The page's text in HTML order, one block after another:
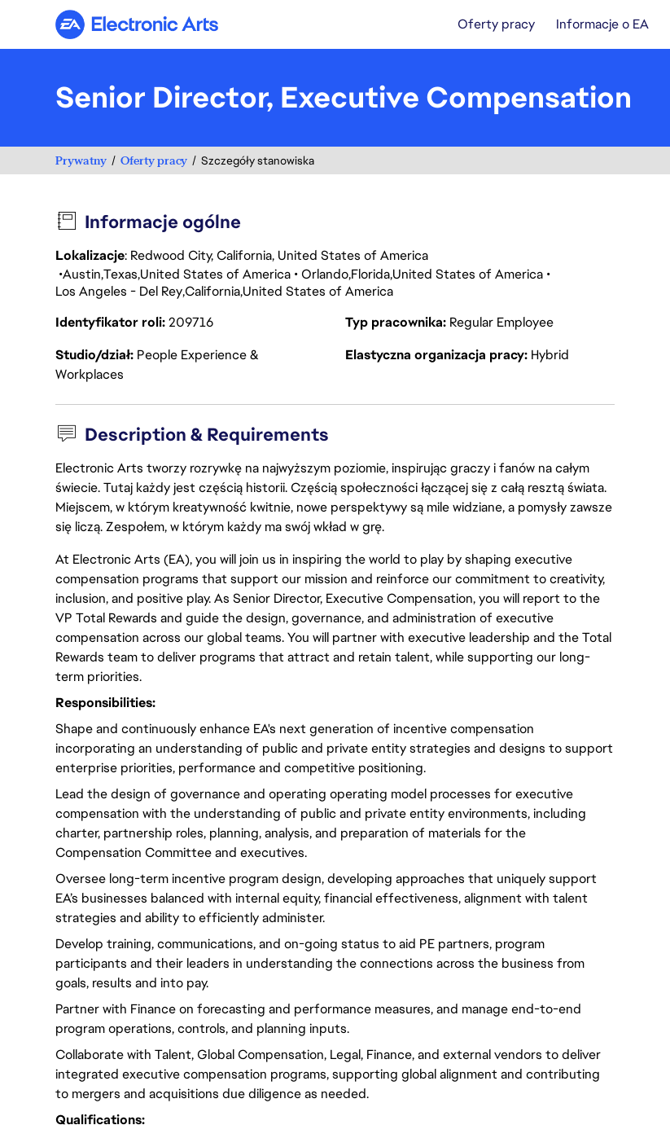
Electronic Arts Oferty pracy Informacje o EA
Senior Director, Executive Compensation
Prywatny Oferty pracy Szczegóły stanowiska
Informacje ogólne
Lokalizacje: Redwood City, California, United States of America
AustinTexas United States of America OrlandoFloridaUnited States of America
Los Angeles - Del ReyCaliforniaUnited States of America
Identyfikator roli209716 Typ pracownika Regular Employee
Studio/dział People Experience &
Workplaces
Elastyczna organizacja pracy Hybrid
Description & Requirements
Electronic Arts tworzy rozrywkę na najwyższym poziomie, inspirując graczy i fanów na całym
świecie. Tutaj każdy jest częścią historii. Częścią społeczności łączącej się z całą resztą świata.
Miejscem, w którym kreatywność kwitnie, nowe perspektywy są mile widziane, a pomysły zawsze
się liczą. Zespołem, w którym każdy ma swój wkład w grę.
At Electronic Arts (EA), you will join us in inspiring the world to play by shaping executive
compensation programs that support our mission and reinforce our commitment to creativity,
inclusion, and positive play. As Senior Director, Executive Compensation, you will report to the
VP Total Rewards and guide the design, governance, and administration of executive
compensation across our global teams. You will partner with executive leadership and the Total
Rewards team to deliver programs that attract and retain talent, while supporting our long-
term priorities.
Responsibilities:
Shape and continuously enhance EA's next generation of incentive compensation
incorporating an understanding of public and private entity strategies and designs to support
enterprise priorities, performance and competitive positioning.
Lead the design of governance and operating operating model processes for executive
compensation with the understanding of public and private entity environments, including
charter, partnership roles, planning, analysis, and preparation of materials for the
Compensation Committee and executives.
Oversee long-term incentive program design, developing approaches that uniquely support
EA’s businesses balanced with internal equity, financial effectiveness, alignment with talent
strategies and ability to efficiently administer.
Develop training, communications, and on-going status to aid PE partners, program
participants and their leaders in understanding the connections across the business from
goals, results and into pay.
Partner with Finance on forecasting and performance measures, and manage end-to-end
program operations, controls, and planning inputs.
Collaborate with Talent, Global Compensation, Legal, Finance, and external vendors to deliver
integrated executive compensation programs, supporting global alignment and contributing
to mergers and acquisitions due diligence as needed.
Qualifications: